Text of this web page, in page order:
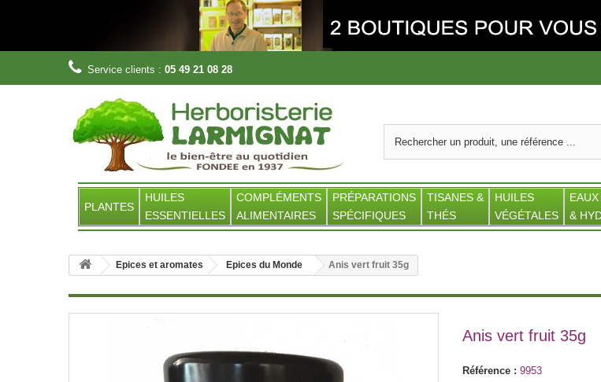
Service clients : 05 49 21 08 28
PLANTES
HUILES
ESSENTIELLES
COMPLÉMENTS
ALIMENTAIRES
PRÉPARATIONS
SPÉCIFIQUES
TISANES &
THÉS
HUILES
VÉGÉTALES
&
Epices et aromates Epices du Monde Anis vert fruit 35g
Anis vert fruit 35g
Référence : 9953